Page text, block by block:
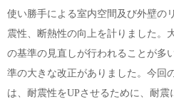
使い勝手による室内空間及び外壁の
震性、断熱性の向上を計りました。
の基準の見直しが行われることが多
準の大きな改正がありました。今回
は、耐震性をUPさせるために、耐